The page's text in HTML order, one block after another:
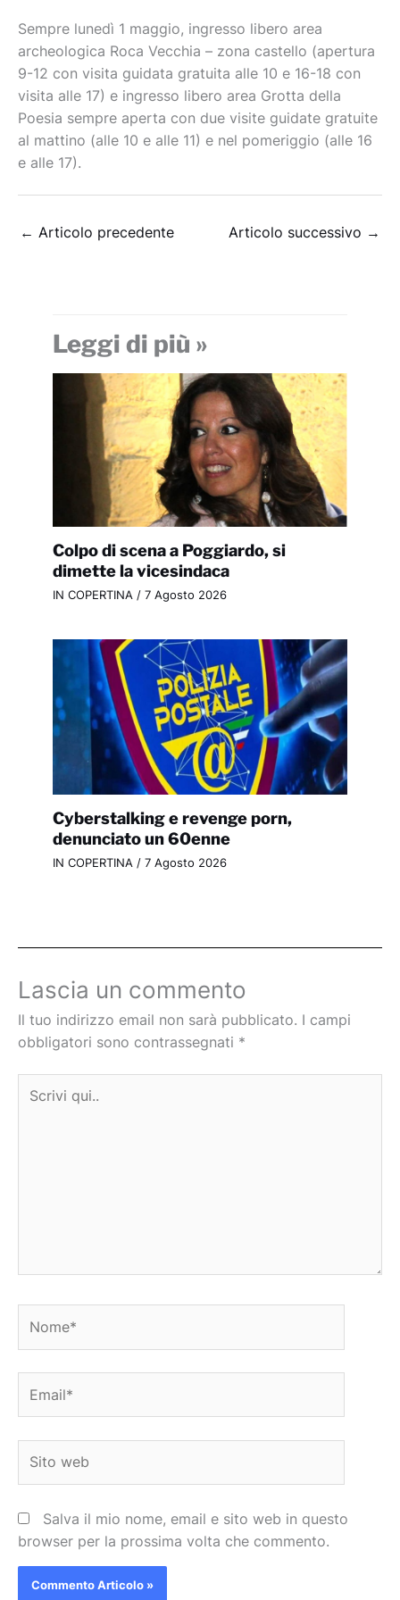
Sempre lunedì 1 maggio, ingresso libero area
archeologica Roca Vecchia – zona castello (apertura
9-12 con visita guidata gratuita alle 10 e 16-18 con
visita alle 17) e ingresso libero area Grotta della
Poesia sempre aperta con due visite guidate gratuite
al mattino (alle 10 e alle 11) e nel pomeriggio (alle 16
e alle 17).
← Articolo precedente Articolo successivo →
Leggi di più »
Colpo di scena a Poggiardo, si
dimette la vicesindaca
IN COPERTINA / 7 Agosto 2026
Cyberstalking e revenge porn,
denunciato un 60enne
IN COPERTINA / 7 Agosto 2026
Lascia un commento
Il tuo indirizzo email non sarà pubblicato. I campi
obbligatori sono contrassegnati *
qui..
web
Salva il mio nome, email e sito web in questo
browser per la prossima volta che commento.